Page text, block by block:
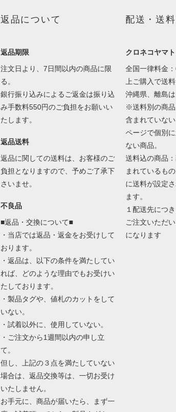
返品について
返品期限
注文日より、7日間以内の商品に限
る。
銀行振り込みによるご返金は振り込
み手数料550円のご負担をお願いい
たします。
返品送料
返品に関しての送料は、お客様のご
負担となりますので、予めご了承下
さいませ。
不良品
■返品・交換について■
・当店では返品・返金をお受けして
おります。
・返品は、以下の条件を満たしてい
れば、どのような理由でもお受けい
たしております。
・製品タグや、値札のカットをして
いない。
・試着以外に、使用していない。
・ご注文から1週間以内の申し立
て。
但し、上記の３点を満たしていない
場合は、返品交換等は、一切お受け
いたしません。
お手元に、商品が届いたら、まず一
配送・送
クロネコヤマト
全国一律料金
上ご購入で送料
沖縄県、離島
※送料別の商
含まれていな
ページで個別
ない商品。
送料込の商品
まれているも
に送料が設定
ます。
１配送先につ
ご注文いただ
になります